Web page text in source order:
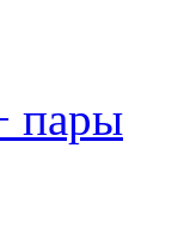
пары